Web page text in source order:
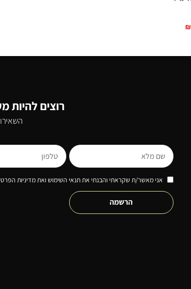
₪
רוצים להיות
אני מאשר/ת שקראתי והבנתי את תנאי השימוש ואת מדיניות
הרשמה